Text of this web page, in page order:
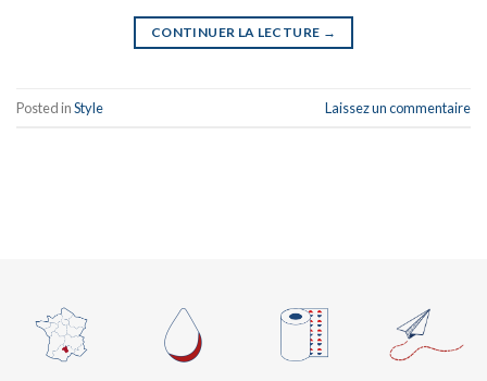
CONTINUER LA LECTURE →
Posted inStyle Laissez un commentaire